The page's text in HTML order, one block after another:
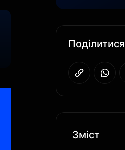
Поділитися
Зміст